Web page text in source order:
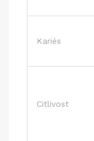
Kariés
Citlivost